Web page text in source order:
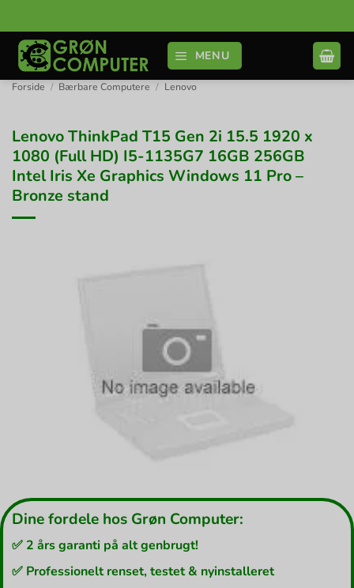
til
indhold
MENU
Forside / Bærbare Computere / Lenovo
Lenovo ThinkPad T15 Gen 2i 15.5 1920 x
1080 (Full HD) I5-1135G7 16GB 256GB
Intel Iris Xe Graphics Windows 11 Pro –
Bronze stand
Dine fordele hos Grøn Computer:
✅ 2 års garanti på alt genbrugt!
✅ Professionelt renset, testet & nyinstalleret